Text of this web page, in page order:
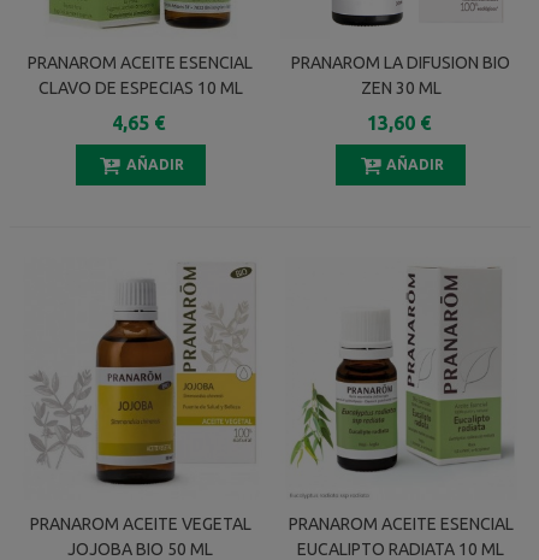
PRANAROM ACEITE ESENCIAL
CLAVO DE ESPECIAS 10 ML
4,65 €
AÑADIR
PRANAROM LA DIFUSION BIO
ZEN 30 ML
13,60 €
AÑADIR
PRANAROM ACEITE VEGETAL
JOJOBA BIO 50 ML
PRANAROM ACEITE ESENCIAL
EUCALIPTO RADIATA 10 ML